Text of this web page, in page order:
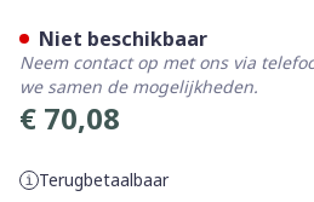
€ 70,08
Terugbetaalbaar
Niet beschikbaar
Neem contact op met ons via
we samen de mogelijkheden.